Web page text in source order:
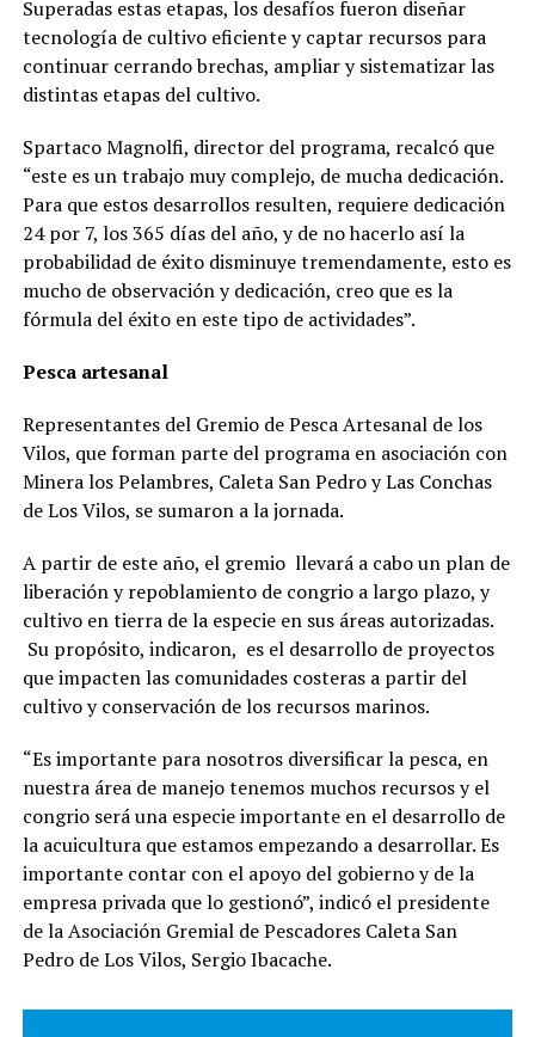
Superadas estas etapas, los desafíos fueron diseñar
tecnología de cultivo eficiente y captar recursos para
continuar cerrando brechas, ampliar y sistematizar las
distintas etapas del cultivo.
Spartaco Magnolfi, director del programa, recalcó que
“este es un trabajo muy complejo, de mucha dedicación.
Para que estos desarrollos resulten, requiere dedicación
24 por 7, los 365 días del año, y de no hacerlo así la
probabilidad de éxito disminuye tremendamente, esto es
mucho de observación y dedicación, creo que es la
fórmula del éxito en este tipo de actividades”.
Pesca artesanal
Representantes del Gremio de Pesca Artesanal de los
Vilos, que forman parte del programa en asociación con
Minera los Pelambres, Caleta San Pedro y Las Conchas
de Los Vilos, se sumaron a la jornada.
A partir de este año, el gremio llevará a cabo un plan de
liberación y repoblamiento de congrio a largo plazo, y
cultivo en tierra de la especie en sus áreas autorizadas.
Su propósito, indicaron, es el desarrollo de proyectos
que impacten las comunidades costeras a partir del
cultivo y conservación de los recursos marinos.
“Es importante para nosotros diversificar la pesca, en
nuestra área de manejo tenemos muchos recursos y el
congrio será una especie importante en el desarrollo de
la acuicultura que estamos empezando a desarrollar. Es
importante contar con el apoyo del gobierno y de la
empresa privada que lo gestionó”, indicó el presidente
de la Asociación Gremial de Pescadores Caleta San
Pedro de Los Vilos, Sergio Ibacache.